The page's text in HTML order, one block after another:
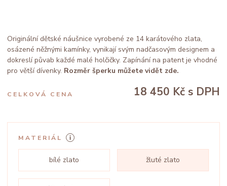
Originální dětské náušnice vyrobené ze 14 karátového zlata,
osázené něžnými kamínky, vynikají svým nadčasovým designem a
dokreslí půvab každé malé holčičky. Zapínání na patent je vhodné
pro větší dívenky. Rozměr šperku můžete vidět zde.
CELKOVÁ CENA 18 450 Kč s DPH
MATERIÁL
bílé zlato žluté zlato